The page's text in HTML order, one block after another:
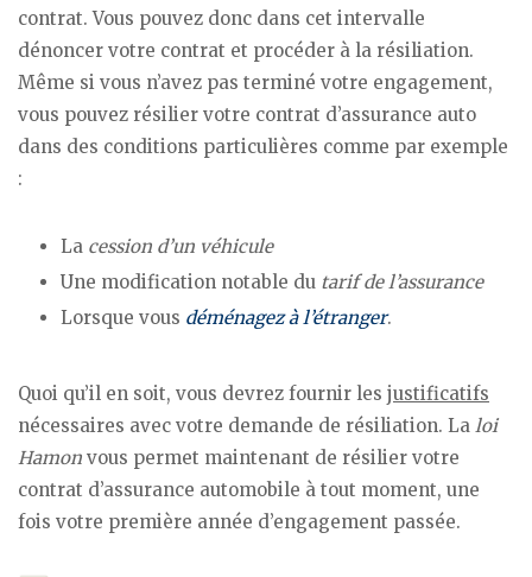
contrat. Vous pouvez donc dans cet intervalle
dénoncer votre contrat et procéder à la résiliation.
Même si vous n’avez pas terminé votre engagement,
vous pouvez résilier votre contrat d’assurance auto
dans des conditions particulières comme par exemple
:
La cession d’un véhicule
Une modification notable du tarif de l’assurance
Lorsque vous déménagez à l’étranger.
Quoi qu’il en soit, vous devrez fournir les justificatifs
nécessaires avec votre demande de résiliation. La loi
Hamon vous permet maintenant de résilier votre
contrat d’assurance automobile à tout moment, une
fois votre première année d’engagement passée.